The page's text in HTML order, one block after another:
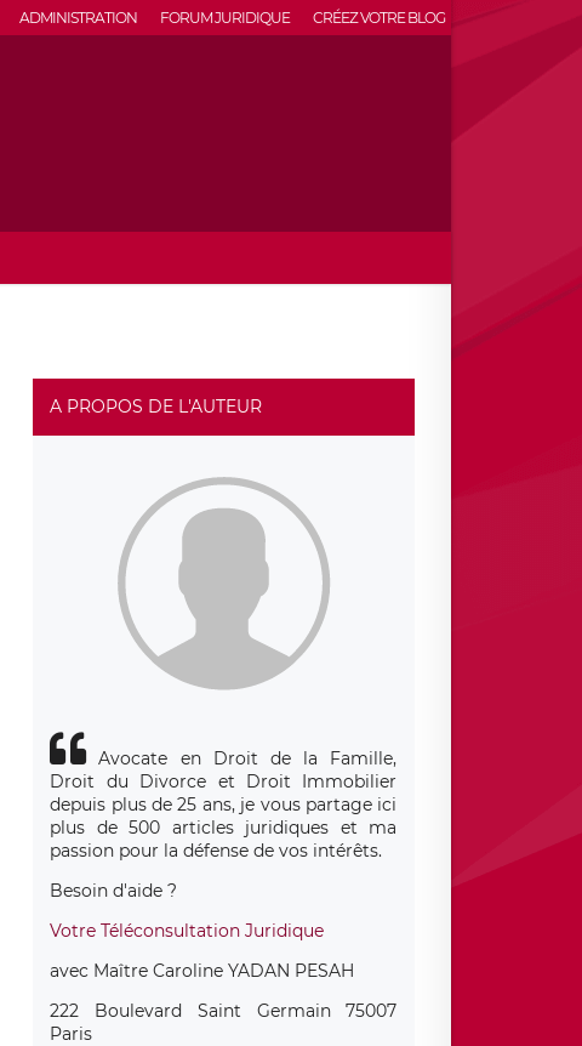
ADMINISTRATION FORUM JURIDIQUE CRÉEZ VOTRE BLOG
A PROPOS DE L'AUTEUR
Avocate en Droit de la Famille,
Droit du Divorce et Droit Immobilier
depuis plus de 25 ans, je vous partage ici
plus de 500 articles juridiques et ma
passion pour la défense de vos intérêts.
Besoin d'aide ?
Votre Téléconsultation Juridique
avec Maître Caroline YADAN PESAH
222 Boulevard Saint Germain 75007
Paris